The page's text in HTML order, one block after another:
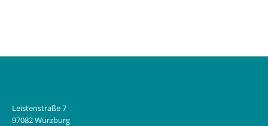
Leistenstraße 7
97082 Würzburg